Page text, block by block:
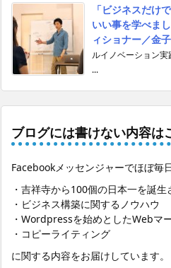
「ビジネスだけ
いい事を学べま
ィショナー／金
ルイノベーション
...
ブログには書けない内容は
Facebookメッセンジャーでほぼ毎
・吉祥寺から100個の日本一を誕
・ビジネス構築に関するノウハウ
・Wordpressを始めとしたWebマ
・コピーライティング
に関する内容をお届けしています。